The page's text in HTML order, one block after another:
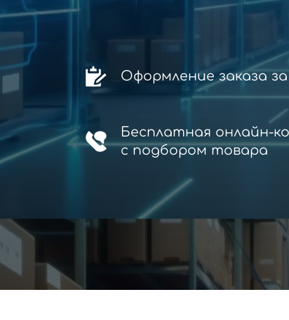
Оформление заказа
Бесплатная онлайн-
с подбором товара